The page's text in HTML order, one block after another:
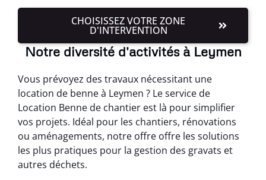
CHOISISSEZ VOTRE ZONE
D'INTERVENTION
Notre diversité d'activités à Leymen
Vous prévoyez des travaux nécessitant une
location de benne à Leymen ? Le service de
Location Benne de chantier est là pour simplifier
vos projets. Idéal pour les chantiers, rénovations
ou aménagements, notre offre offre les solutions
les plus pratiques pour la gestion des gravats et
autres déchets.